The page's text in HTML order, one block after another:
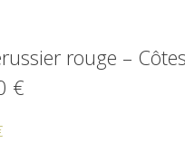
rouge –
€